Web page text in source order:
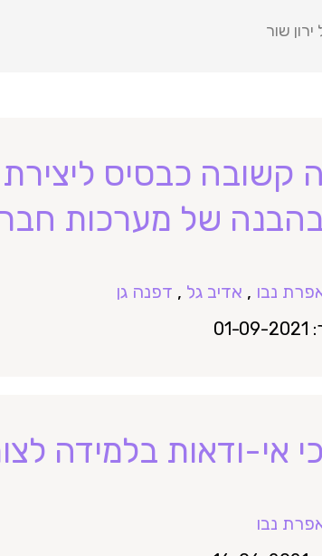
שור
קשובה כבסיס ליצירת
של מערכות
נבו , אדיב גל , דפנה גן
אי-ודאות בלמידה
נבו